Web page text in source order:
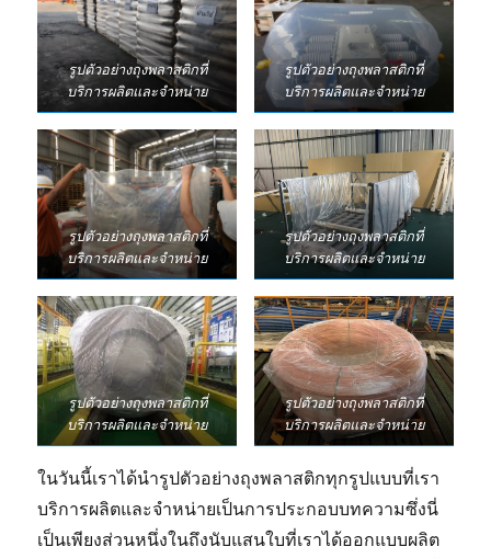
คลุม
พา
เลท
รูปตัวอย่างถุงพลาสติกที่
บริการผลิตและจำหน่าย
รูปตัวอย่างถุงพลาสติกที่
บริการผลิตและจำหน่าย
รูปตัวอย่างถุงพลาสติกที่
บริการผลิตและจำหน่าย
รูปตัวอย่างถุงพลาสติกที่
บริการผลิตและจำหน่าย
รูปตัวอย่างถุงพลาสติกที่
บริการผลิตและจำหน่าย
รูปตัวอย่างถุงพลาสติกที่
บริการผลิตและจำหน่าย
ในวันนี้เราได้นำรูปตัวอย่างถุงพลาสติกทุกรูปแบบที่เรา
บริการผลิตและจำหน่ายเป็นการประกอบบทความซึ่งนี่
เป็นเพียงส่วนหนึ่งในถึงนับแสนใบที่เราได้ออกแบบผลิต